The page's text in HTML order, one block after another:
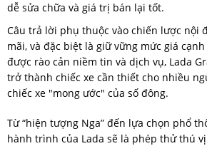
dễ sửa chữa và giá trị bán lại tốt.
Câu trả lời phụ thuộc vào chiến lược nội
mãi, và đặc biệt là giữ vững mức giá
được rào cản niềm tin và dịch vụ, Lada
trở thành chiếc xe cần thiết cho nhiều
chiếc xe "mong ước" của số đông.
Từ “hiện tượng Nga” đến lựa chọn phổ
hành trình của Lada sẽ là phép thử thú